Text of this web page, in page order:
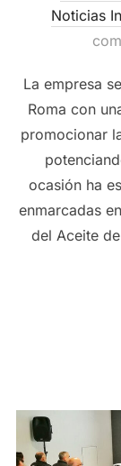
Noticias
La empresa
Roma con
promocionar
ocasión ha
enmarcadas
del Aceite